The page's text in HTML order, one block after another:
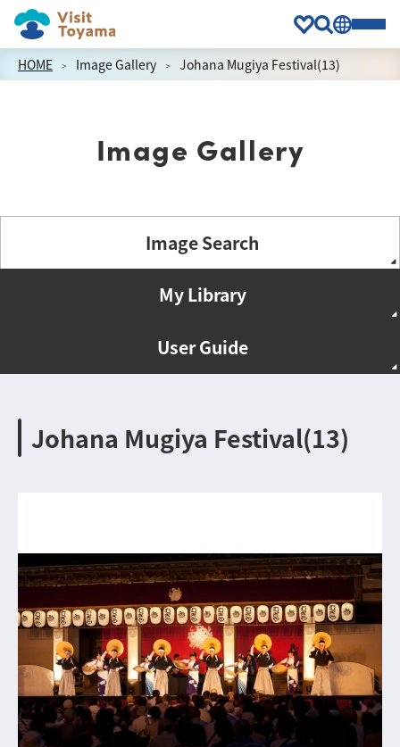
HOME Image Gallery Johana Mugiya Festival(13)
Image Gallery
Image Search
My Library
User Guide
Johana Mugiya Festival(13)